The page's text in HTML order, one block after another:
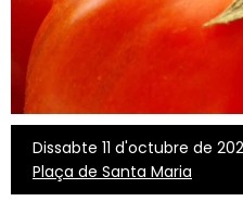
Dissabte 11 d'octubre de
Plaça de Santa Maria